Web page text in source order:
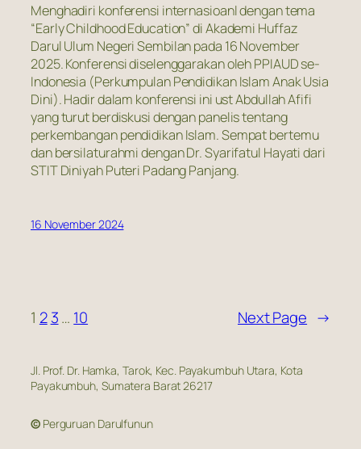
Menghadiri konferensi internasioanl dengan tema
“Early Childhood Education” di Akademi Huffaz
Darul Ulum Negeri Sembilan pada 16 November
2025. Konferensi diselenggarakan oleh PPIAUD se-
Indonesia (Perkumpulan Pendidikan Islam Anak Usia
Dini). Hadir dalam konferensi ini ust Abdullah Afifi
yang turut berdiskusi dengan panelis tentang
perkembangan pendidikan Islam. Sempat bertemu
dan bersilaturahmi dengan Dr. Syarifatul Hayati dari
STIT Diniyah Puteri Padang Panjang.
16 November 2024
1 2 3… 10 Next Page →
Jl. Prof. Dr. Hamka, Tarok, Kec. Payakumbuh Utara, Kota
Payakumbuh, Sumatera Barat 26217
©Perguruan Darulfunun